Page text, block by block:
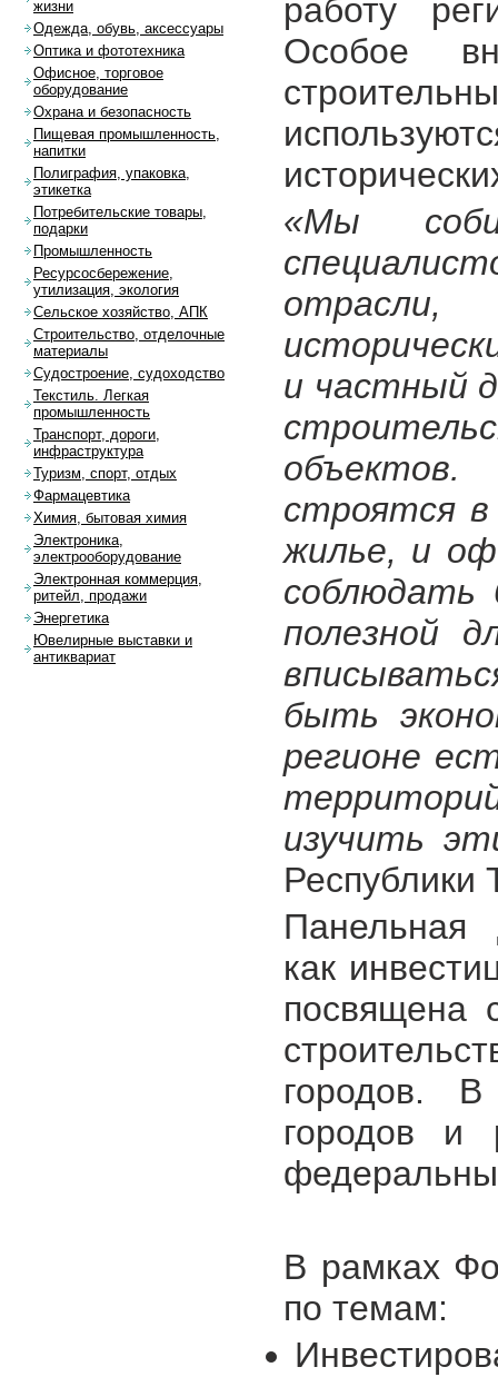
работу
Особое
«Мы
отрасли,
и частный
строятся
жилье, и
соблюдать
полезной
быть
регионе
изучить
Республики
Панельная
как
посвящена
городов.
городов и
В рамках
по темам:
жизни
Одежда, обувь, аксессуары
Оптика и фототехника
Офисное, торговое
оборудование
Охрана и безопасность
Пищевая промышленность,
напитки
Полиграфия, упаковка,
этикетка
Потребительские товары,
подарки
Промышленность
Ресурсосбережение,
утилизация, экология
Сельское хозяйство, АПК
Строительство, отделочные
материалы
Судостроение, судоходство
Текстиль. Легкая
промышленность
Транспорт, дороги,
инфраструктура
Туризм, спорт, отдых
Фармацевтика
Химия, бытовая химия
Электроника,
электрооборудование
Электронная коммерция,
ритейл, продажи
Энергетика
Ювелирные выставки и
антиквариат